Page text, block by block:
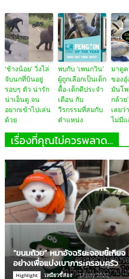
‘ช้างน้อย’ วิ่งไล่
จับนกที่บินอยู่
รอบๆ ตัว น่ารัก
น่าเอ็นดู จน
อยากเข้าไปเล่น
ด้วย
พบกับ ‘เพนกวิน’
ผู้ถูกเลือกเป็นเด็ก
ดื้อ-เด็กดีประจำ
เดือน กับ
วีรกรรมที่สมกับ
ตำแหน่ง
มาดู
ของอุ๋
มันโพ
กล้วย
เลย
ไม่มีแ
เรื่องที่คุณไม่ควรพลาด...
“ขนมถ้วย” หมาอัจฉริยะจอมขี้เกีย
อย่างเพื่อแบ่งเบาภาระครอบครัว
Highlight เหมียวขี้ส่อง - 17 July 2020